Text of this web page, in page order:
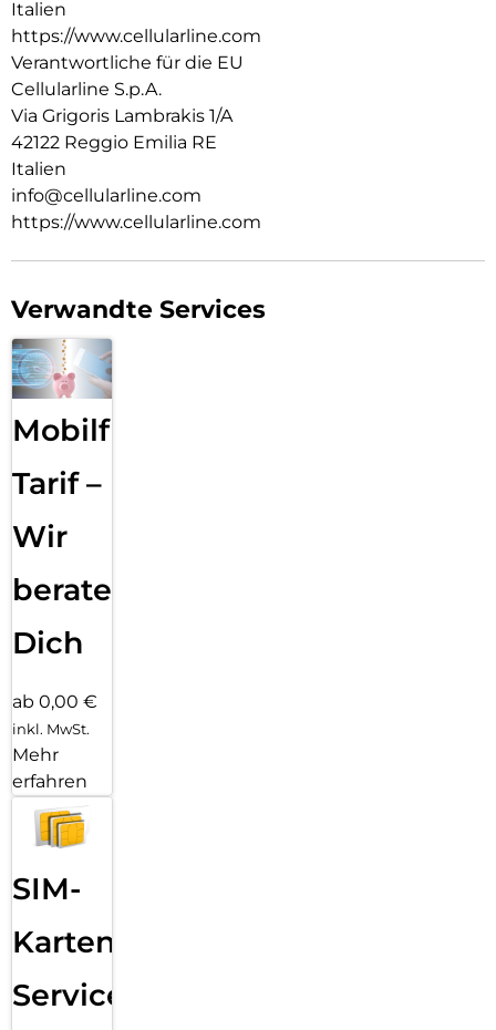
Italien
https://www.cellularline.com
Verantwortliche für die EU
Cellularline S.p.A.
Via Grigoris Lambrakis 1/A
42122 Reggio Emilia RE
Italien
info@cellularline.com
https://www.cellularline.com
Verwandte Services
Mobilfunk
Tarif –
Wir
beraten
Dich
ab 0,00 €
inkl. MwSt.
Mehr
erfahren
SIM-
Karten
Service: